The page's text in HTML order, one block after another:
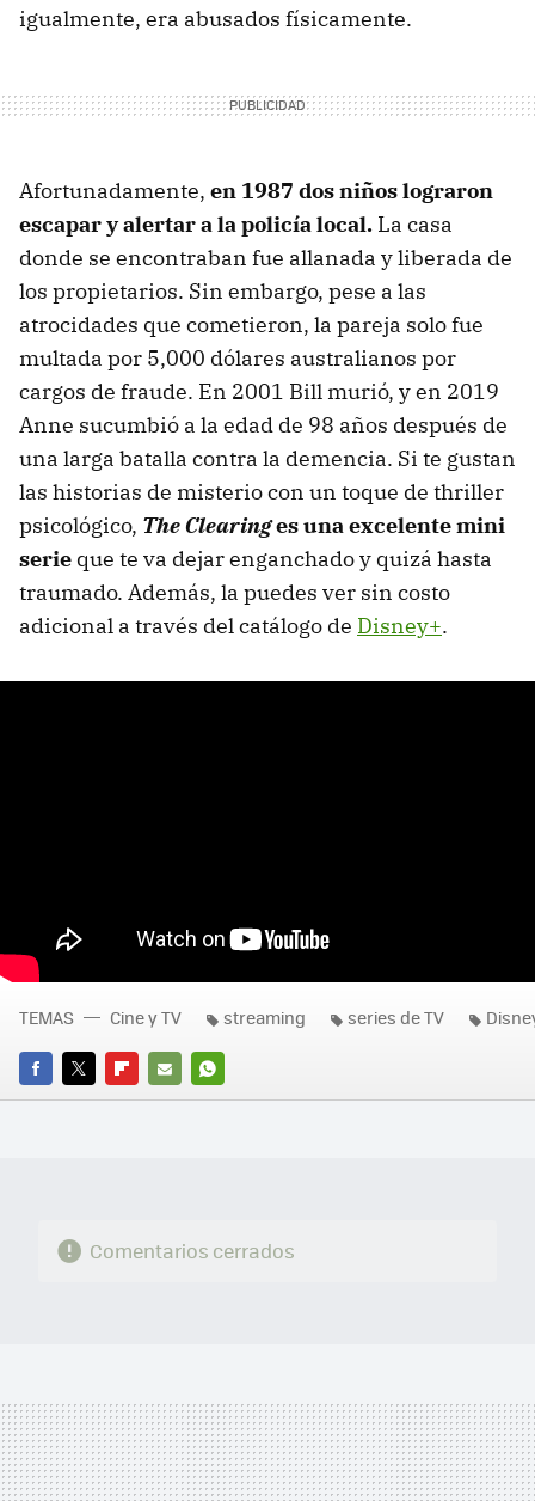
igualmente, era abusados físicamente.
Afortunadamente, en 1987 dos niños lograron
escapar y alertar a la policía local. La casa
donde se encontraban fue allanada y liberada de
los propietarios. Sin embargo, pese a las
atrocidades que cometieron, la pareja solo fue
multada por 5,000 dólares australianos por
cargos de fraude. En 2001 Bill murió, y en 2019
Anne sucumbió a la edad de 98 años después de
una larga batalla contra la demencia. Si te gustan
las historias de misterio con un toque de thriller
psicológico, The Clearinges una excelente mini
serie que te va dejar enganchado y quizá hasta
traumado. Además, la puedes ver sin costo
adicional a través del catálogo de Disney+.
FACEBOOK
TWITTERFLIPBOARD
E-
WHATSAPP
TEMAS Cine y TV streaming series de TV
Comentarios cerrados